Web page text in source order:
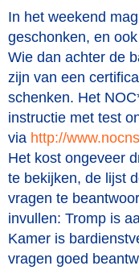
In het weekend
geschonken, en
Wie dan achter de
zijn van een
schenken. Het
instructie met test
via http://
Het kost ongeveer
te bekijken, de lijst
vragen te
invullen: Tromp is
Kamer is
vragen goed